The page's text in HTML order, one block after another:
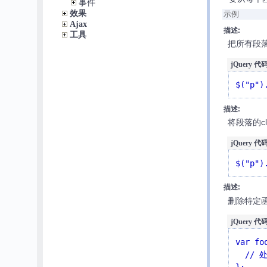
示例
描述:
把所有段
jQuery 代
描述:
将段落的
jQuery 代
描述:
删除特定
jQuery 代
var
事件
效果
Ajax
工具